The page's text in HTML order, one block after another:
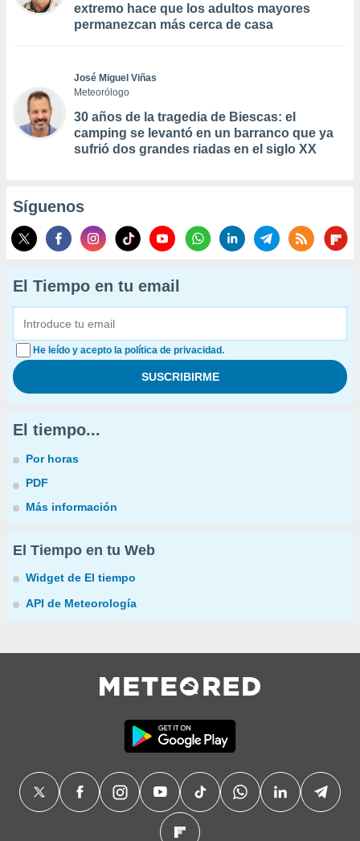
extremo hace que los adultos mayores
permanezcan más cerca de casa
José Miguel Viñas
Meteorólogo
30 años de la tragedia de Biescas: el
camping se levantó en un barranco que ya
sufrió dos grandes riadas en el siglo XX
Síguenos
El Tiempo en tu email
He leído y acepto la política de privacidad.
El tiempo...
Por horas
PDF
Más información
El Tiempo en tu Web
Widget de El tiempo
API de Meteorología